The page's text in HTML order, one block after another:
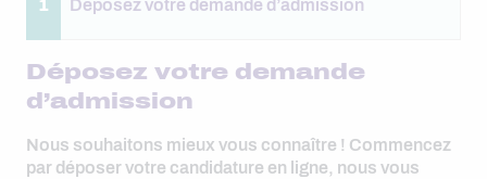
1 Déposez votre demande d’admission
Déposez votre demande
d’admission
Nous souhaitons mieux vous connaître ! Commencez
par déposer votre candidature en ligne, nous vous